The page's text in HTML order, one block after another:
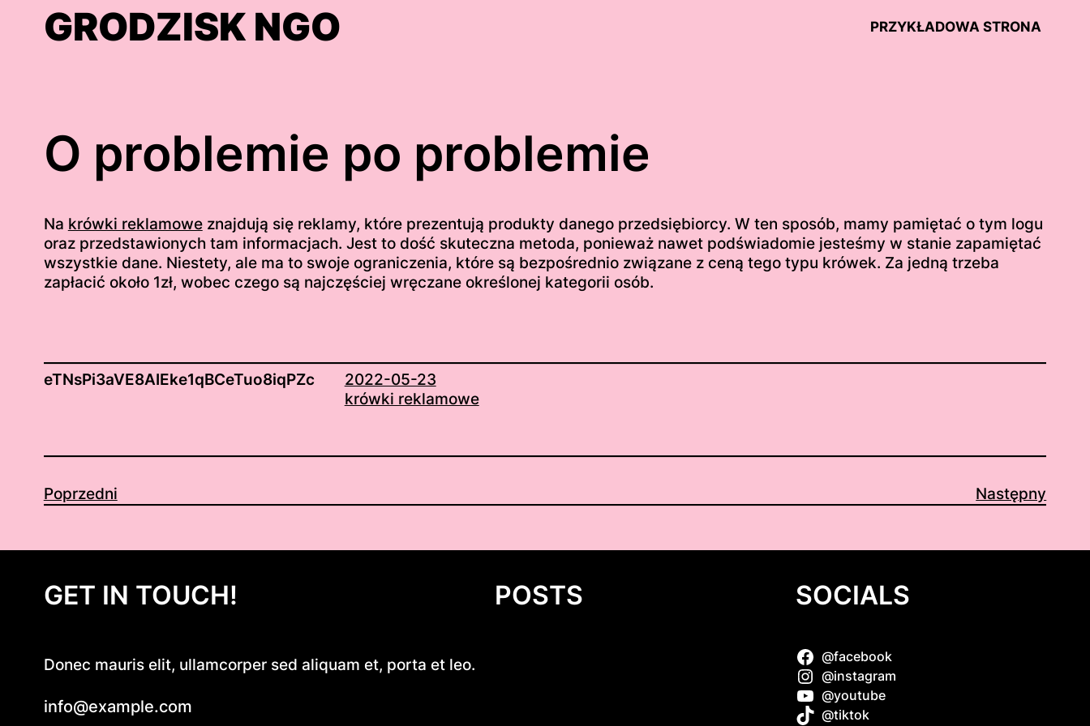
GRODZISK NGO PRZYKŁADOWA STRONA
O problemie po problemie
Na krówki reklamoweznajdują się reklamy, które prezentują produkty danego przedsiębiorcy. W ten sposób, mamy pamiętać o tym logu
oraz przedstawionych tam informacjach. Jest to dość skuteczna metoda, ponieważ nawet podświadomie jesteśmy w stanie zapamiętać
wszystkie dane. Niestety, ale ma to swoje ograniczenia, które są bezpośrednio związane z ceną tego typu krówek. Za jedną trzeba
zapłacić około 1zł, wobec czego są najczęściej wręczane określonej kategorii osób.
eTNsPi3aVE8AIEke1qBCeTuo8iqPZc
2022-05-23
krówki reklamowe
Poprzedni Następny
GET IN TOUCH!
Donec mauris elit, ullamcorper sed aliquam et, porta et leo.
info@example.com
POSTS SOCIALS
@facebook
@instagram
@youtube
@tiktok